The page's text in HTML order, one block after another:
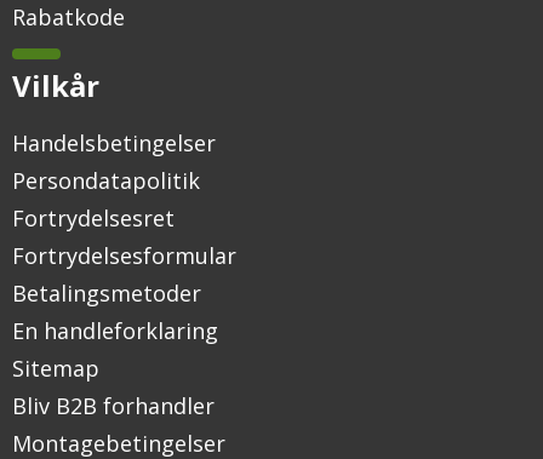
Rabatkode
Vilkår
Handelsbetingelser
Persondatapolitik
Fortrydelsesret
Fortrydelsesformular
Betalingsmetoder
En handleforklaring
Sitemap
Bliv B2B forhandler
Montagebetingelser